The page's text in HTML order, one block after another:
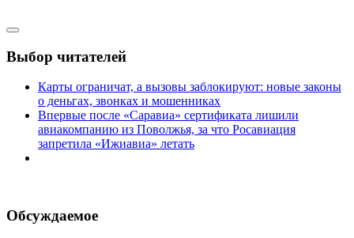
Выбор читателей
Карты ограничат, а вызовы заблокируют: новые законы
о деньгах, звонках и мошенниках
Впервые после «Саравиа» сертификата лишили
авиакомпанию из Поволжья, за что Росавиация
запретила «Ижиавиа» летать
Обсуждаемое